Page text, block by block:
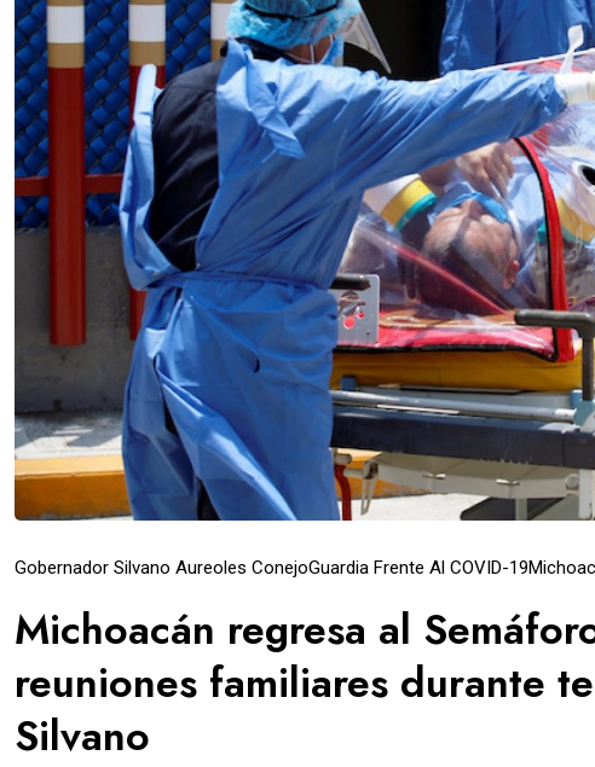
Gobernador Silvano Aureoles ConejoGuardia Frente Al COVID-19
Michoacán regresa al
reuniones familiares durante
Silvano